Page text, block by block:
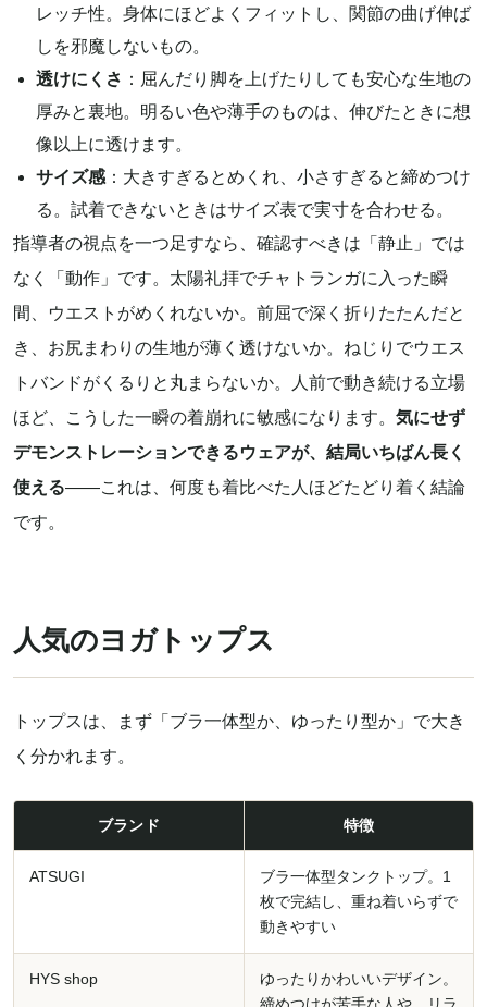
レッチ性。身体にほどよくフィットし、関節の曲げ伸ば
しを邪魔しないもの。
透けにくさ ：屈んだり脚を上げたりしても安心な生地の
厚みと裏地。明るい色や薄手のものは、伸びたときに想
像以上に透けます。
サイズ感 ：大きすぎるとめくれ、小さすぎると締めつけ
る。試着できないときはサイズ表で実寸を合わせる。
指導者の視点を一つ足すなら、確認すべきは「静止」では
なく「動作」です。太陽礼拝でチャトランガに入った瞬
間、ウエストがめくれないか。前屈で深く折りたたんだと
き、お尻まわりの生地が薄く透けないか。ねじりでウエス
トバンドがくるりと丸まらないか。人前で動き続ける立場
ほど、こうした一瞬の着崩れに敏感になります。 気にせず
デモンストレーションできるウェアが、結局いちばん長く
使える——これは、何度も着比べた人ほどたどり着く結論
です。
人気のヨガトップス
トップスは、まず「ブラ一体型か、ゆったり型か」で大き
く分かれます。
ブランド 特徴
ATSUGI
ブラ一体型タンクトップ。1
枚で完結し、重ね着いらずで
動きやすい
HYS shop
ゆったりかわいいデザイン。